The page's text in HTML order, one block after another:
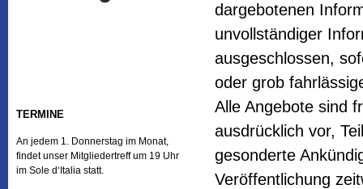
dargebotenen
unvollständiger
ausgeschlossen,
oder grob
Alle Angebote sind
ausdrücklich vor,
gesonderte
Veröffentlichung
TERMINE
An jedem 1. Donnerstag im Monat,
findet unser Mitgliedertreff um 19 Uhr
im Sole d‘Italia statt.